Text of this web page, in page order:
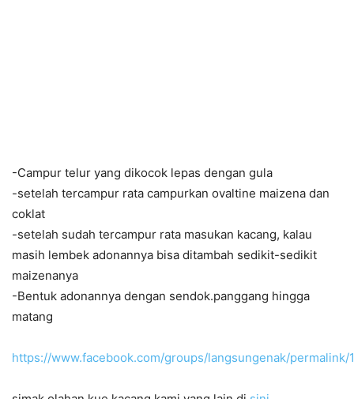
-Campur telur yang dikocok lepas dengan gula
-setelah tercampur rata campurkan ovaltine maizena dan
coklat
-setelah sudah tercampur rata masukan kacang, kalau
masih lembek adonannya bisa ditambah sedikit-sedikit
maizenanya
-Bentuk adonannya dengan sendok.panggang hingga
matang
https://www.facebook.com/groups/langsungenak/permalink/